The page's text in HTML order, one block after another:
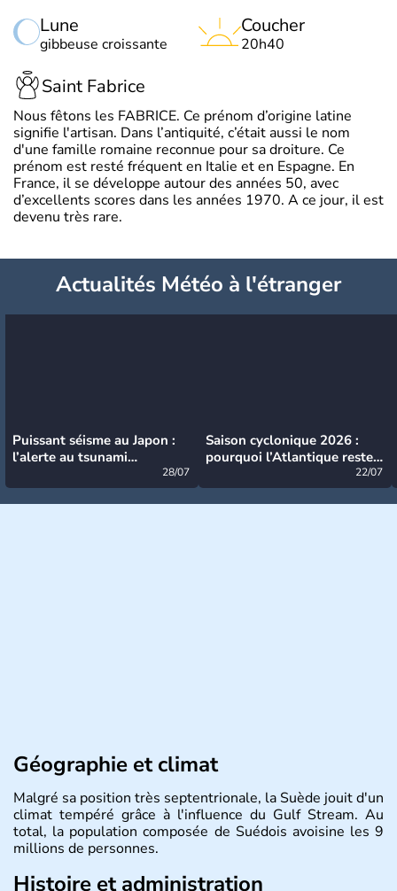
Lune
gibbeuse croissante
Coucher
20h40
Saint Fabrice
Nous fêtons les FABRICE. Ce prénom d’origine latine
signifie l'artisan. Dans l’antiquité, c’était aussi le nom
d'une famille romaine reconnue pour sa droiture. Ce
prénom est resté fréquent en Italie et en Espagne. En
France, il se développe autour des années 50, avec
d’excellents scores dans les années 1970. A ce jour, il est
devenu très rare.
Actualités Météo à l'étranger
Puissant séisme au Japon :
l’alerte au tsunami
28/07
Saison cyclonique 2026 :
pourquoi l’Atlantique reste
22/07
Géographie et climat
Malgré sa position très septentrionale, la Suède jouit d'un
climat tempéré grâce à l'influence du Gulf Stream. Au
total, la population composée de Suédois avoisine les 9
millions de personnes.
Histoire et administration